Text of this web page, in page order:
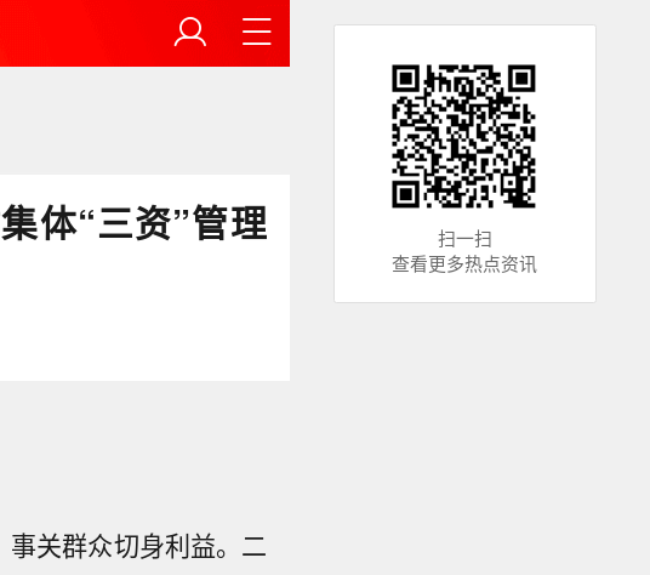
体“三资”管理
事关群众切身利益。二
扫一扫
查看更多热点资讯